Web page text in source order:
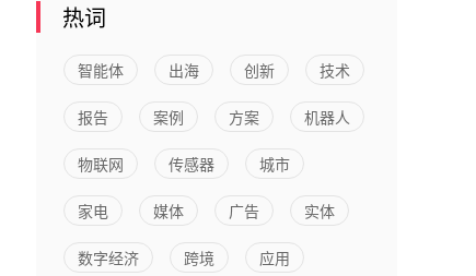
热词
智能体 出海 创新 技术
报告 案例 方案 机器人
物联网 传感器 城市
家电 媒体 广告 实体
数字经济 跨境 应用